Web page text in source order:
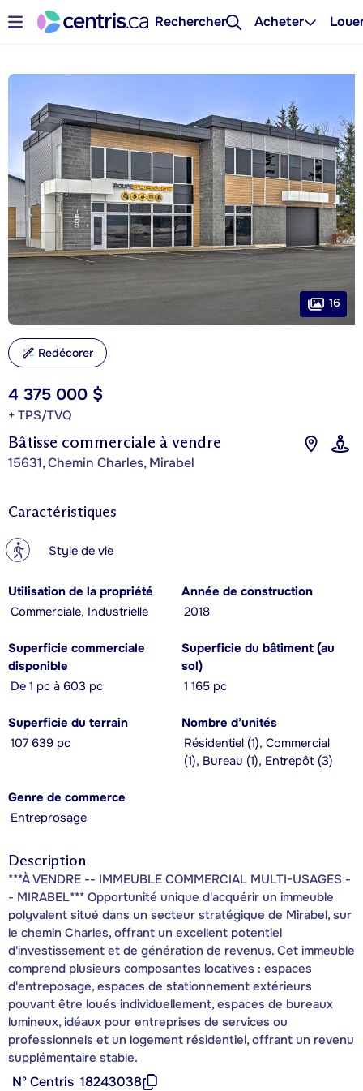
Rechercher Acheter
Bâtisse commerciale à vendre
15631, Chemin Charles, Mirabel
4 375 000 $
+ TPS/TVQ
16
Redécorer
Caractéristiques
? Style de vie
Utilisation de la propriété
Commerciale, Industrielle
Année de construction
2018
Superficie commerciale
disponible
De 1 pc à 603 pc
Superficie du bâtiment (au
sol)
1 165 pc
Superficie du terrain
107 639 pc
Nombre d’unités
Résidentiel (1), Commercial
(1), Bureau (1), Entrepôt (3)
Genre de commerce
Entreprosage
Description
***À VENDRE -- IMMEUBLE COMMERCIAL MULTI-USAGES -
- MIRABEL*** Opportunité unique d'acquérir un immeuble
polyvalent situé dans un secteur stratégique de Mirabel, sur
le chemin Charles, offrant un excellent potentiel
d'investissement et de génération de revenus. Cet immeuble
comprend plusieurs composantes locatives : espaces
d'entreposage, espaces de stationnement extérieurs
pouvant être loués individuellement, espaces de bureaux
lumineux, idéaux pour entreprises de services ou
professionnels et un logement résidentiel, offrant un revenu
supplémentaire stable.
Nº Centris 18243038